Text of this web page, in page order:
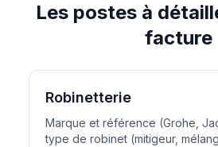
Les postes à
facture
Robinetterie
Marque et référence (Grohe,
type de robinet (mitigeur,